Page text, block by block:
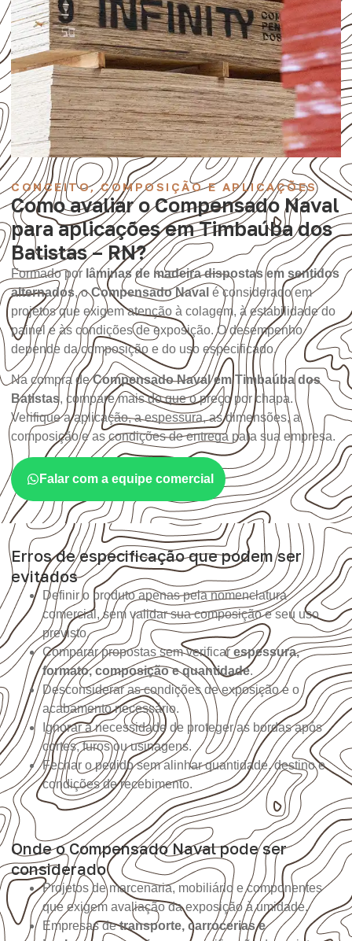
CONCEITO, COMPOSIÇÃO E APLICAÇÕES
Como avaliar o Compensado Naval
para aplicações em Timbaúba dos
Batistas – RN?
Formado por lâminas de madeira dispostas em sentidos
alternados, oCompensado Naval é considerado em
projetos que exigem atenção à colagem, à estabilidade do
painel e às condições de exposição. O desempenho
depende da composição e do uso especificado.
Na compra deCompensado Naval em Timbaúba dos
Batistas, compare mais do que o preço por chapa.
Verifique a aplicação, a espessura, as dimensões, a
composição e as condições de entrega para sua empresa.
Falar com a equipe comercial
Erros de especificação que podem ser
evitados
Definir o produto apenas pela nomenclatura
comercial, sem validar sua composição e seu uso
previsto.
Comparar propostas sem verificarespessura,
formato, composição e quantidade.
Desconsiderar as condições de exposição e o
acabamento necessário.
Ignorar a necessidade de proteger as bordas após
cortes, furos ou usinagens.
Fechar o pedido sem alinhar quantidade, destino e
condições de recebimento.
Onde o Compensado Naval pode ser
considerado
Projetos de marcenaria, mobiliário e componentes
que exigem avaliação da exposição à umidade.
Empresas detransporte, carrocerias e